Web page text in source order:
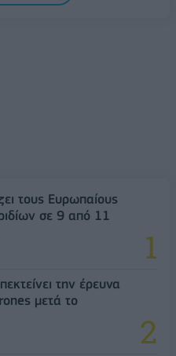
τους Ευρωπαίους
σε 9 από 11
την έρευνα
μετά το